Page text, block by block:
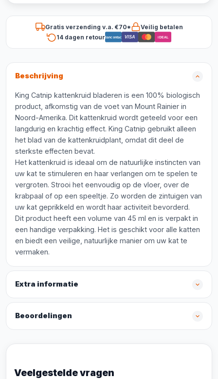
Gratis verzending v.a. €70*
Veilig betalen
14 dagen retourBancontact VISA iDEAL
Beschrijving
King Catnip kattenkruid bladeren is een 100% biologisch
product, afkomstig van de voet van Mount Rainier in
Noord-Amerika. Dit kattenkruid wordt geteeld voor een
langdurig en krachtig effect. King Catnip gebruikt alleen
het blad van de kattenkruidplant, omdat dit deel de
sterkste effecten bevat.
Het kattenkruid is ideaal om de natuurlijke instincten van
uw kat te stimuleren en haar verlangen om te spelen te
vergroten. Strooi het eenvoudig op de vloer, over de
krabpaal of op een speeltje. Zo worden de zintuigen van
uw kat geprikkeld en wordt haar activiteit bevorderd.
Dit product heeft een volume van 45 ml en is verpakt in
een handige verpakking. Het is geschikt voor alle katten
en biedt een veilige, natuurlijke manier om uw kat te
vermaken.
Extra informatie
Beoordelingen
Veelgestelde vragen